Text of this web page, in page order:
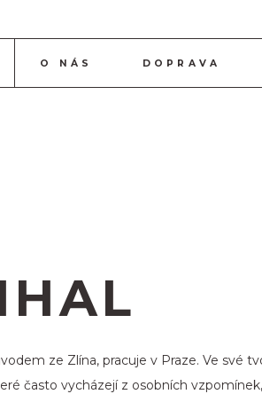
O NÁS DOPRAVA
ze Zlína, pracuje v Praze. Ve své
často vycházejí z osobních